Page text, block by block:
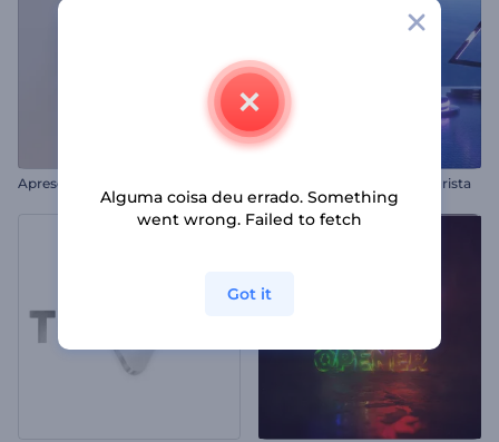
Abertura Gamer Neon Futurista
Alguma coisa deu errado. Something
went wrong. Failed to fetch
Got it